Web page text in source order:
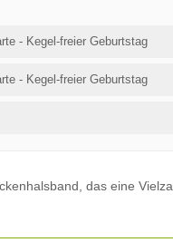
- Kegel-freier Geburtstag
- Kegel-freier Geburtstag
das eine